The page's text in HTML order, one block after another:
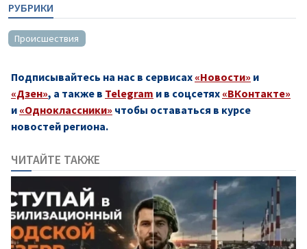
РУБРИКИ
Происшествия
Подписывайтесь на нас в сервисах «Новости» и
«Дзен», а также в Telegram и в соцсетях «ВКонтакте»
и «Одноклассники» чтобы оставаться в курсе
новостей региона.
ЧИТАЙТЕ ТАКЖЕ